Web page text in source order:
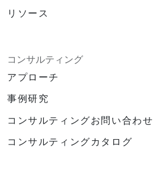
リソース
コンサルティング
アプローチ
事例研究
コンサルティングお問い合わせ
コンサルティングカタログ